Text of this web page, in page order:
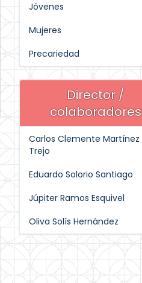
Jóvenes
Mujeres
Precariedad
Director /
colaboradores
Carlos Clemente Martínez
Trejo
Eduardo Solorio Santiago
Júpiter Ramos Esquivel
Oliva Solís Hernández